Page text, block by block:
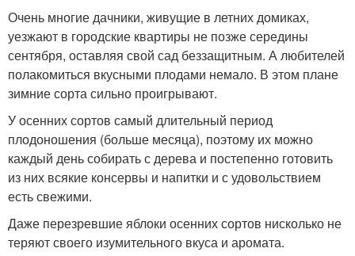
Очень многие дачники, живущие в летних домиках,
уезжают в городские квартиры не позже середины
сентября, оставляя свой сад беззащитным. А любителей
полакомиться вкусными плодами немало. В этом плане
зимние сорта сильно проигрывают.
У осенних сортов самый длительный период
плодоношения (больше месяца), поэтому их можно
каждый день собирать с дерева и постепенно готовить
из них всякие консервы и напитки и с удовольствием
есть свежими.
Даже перезревшие яблоки осенних сортов нисколько не
теряют своего изумительного вкуса и аромата.